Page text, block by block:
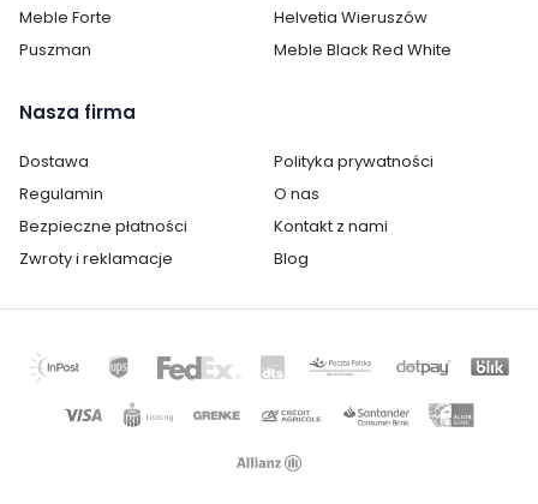
Cechy charakterystyczne
Szerokość: 160 cm
Wysokość:
Głębokość: 42 cm
Styl: nowoczesny
Pokój: Salon
Kolor / wzór :
Brązowy
Meble Forte
Helvetia Wieruszów
Puszman
Meble Black Red White
Nasza firma
Dostawa
Polityka prywatności
Regulamin
O nas
Bezpieczne płatności
Kontakt z nami
Zwroty i reklamacje
Blog